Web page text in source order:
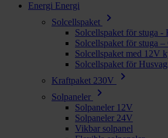
Energi Energi
Solcellspaket
chevron_right
Solcellspaket för stuga -
Solcellspaket för stuga
Solcellspaket med 12V
Solcellspaket för
Kraftpaket 230V
chevron_right
Solpaneler chevron_right
Solpaneler 12V
Solpaneler 24V
Vikbar solpanel